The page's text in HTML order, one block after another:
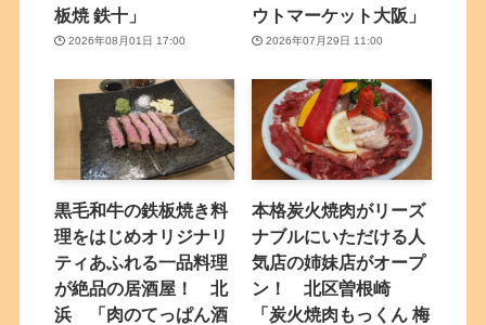
板焼 鉄十」
2026年08月01日 17:00
ウトマーケット大阪」
2026年07月29日 11:00
黒毛和牛の鉄板焼き料
理をはじめオリジナリ
ティあふれる一品料理
が絶品の居酒屋！ 北
浜 「肉のてっぱん酒
本格炭火焼肉がリーズ
ナブルにいただける人
気店の姉妹店がオープ
ン！ 北区曽根崎
「炭火焼肉もっくん 梅